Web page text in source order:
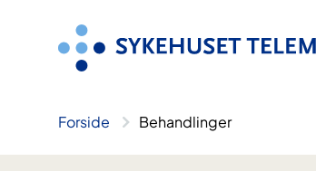
Forside Behandlinger